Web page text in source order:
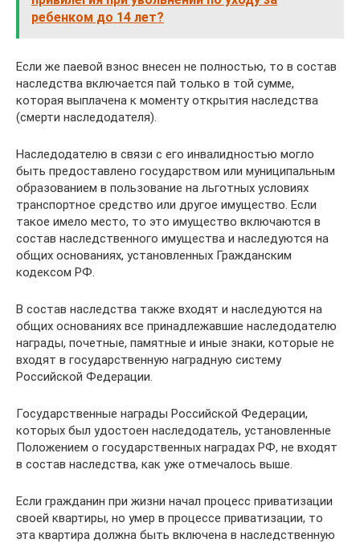
ребенком до 14 лет?
Если же паевой взнос внесен не полностью, то в состав
наследства включается пай только в той сумме,
которая выплачена к моменту открытия наследства
(смерти наследодателя).
Наследодателю в связи с его инвалидностью могло
быть предоставлено государством или муниципальным
образованием в пользование на льготных условиях
транспортное средство или другое имущество. Если
такое имело место, то это имущество включаются в
состав наследственного имущества и наследуются на
общих основаниях, установленных Гражданским
кодексом РФ.
В состав наследства также входят и наследуются на
общих основаниях все принадлежавшие наследодателю
награды, почетные, памятные и иные знаки, которые не
входят в государственную наградную систему
Российской Федерации.
Государственные награды Российской Федерации,
которых был удостоен наследодатель, установленные
Положением о государственных наградах РФ, не входят
в состав наследства, как уже отмечалось выше.
Если гражданин при жизни начал процесс приватизации
своей квартиры, но умер в процессе приватизации, то
эта квартира должна быть включена в наследственную